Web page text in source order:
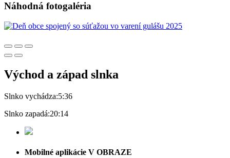
Náhodná fotogaléria
Východ a západ slnka
Slnko vychádza:5:36
Slnko zapadá:20:14
Mobilné aplikácie V OBRAZE